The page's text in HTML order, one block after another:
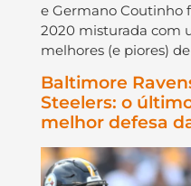
e Germano Coutinho
2020 misturada com
melhores (e piores)
Baltimore
Steelers: o
melhor defesa